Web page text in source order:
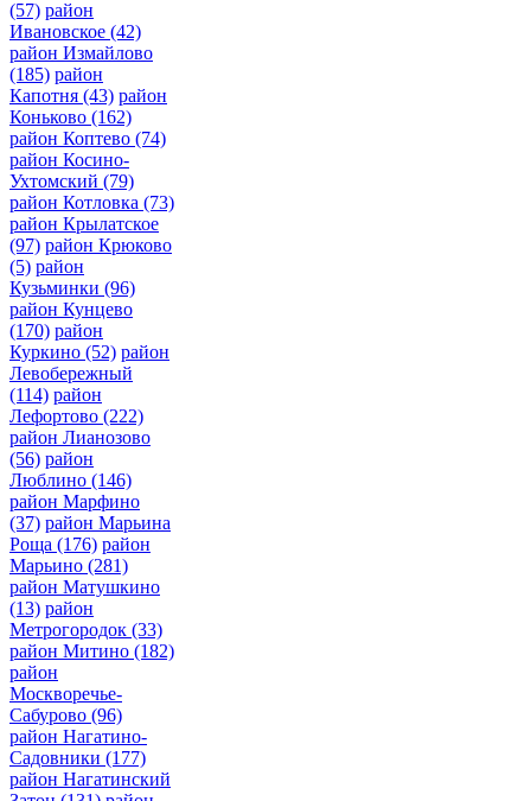
(57) район
Ивановское (42)
район Измайлово
(185) район
Капотня (43) район
Коньково (162)
район Коптево (74)
район Косино-
Ухтомский (79)
район Котловка (73)
район Крылатское
(97) район Крюково
(5) район
Кузьминки (96)
район Кунцево
(170) район
Куркино (52) район
Левобережный
(114) район
Лефортово (222)
район Лианозово
(56) район
Люблино (146)
район Марфино
(37) район Марьина
Роща (176) район
Марьино (281)
район Матушкино
(13) район
Метрогородок (33)
район Митино (182)
район
Москворечье-
Сабурово (96)
район Нагатино-
Садовники (177)
район Нагатинский